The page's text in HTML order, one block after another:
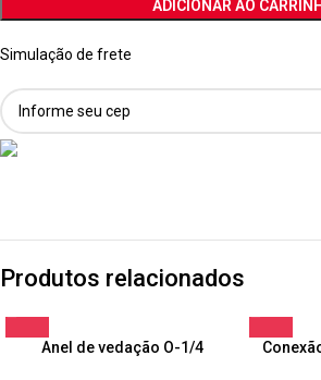
ADICIONAR AO
Simulação de frete
Produtos relacionados
Anel de vedação O-1/4